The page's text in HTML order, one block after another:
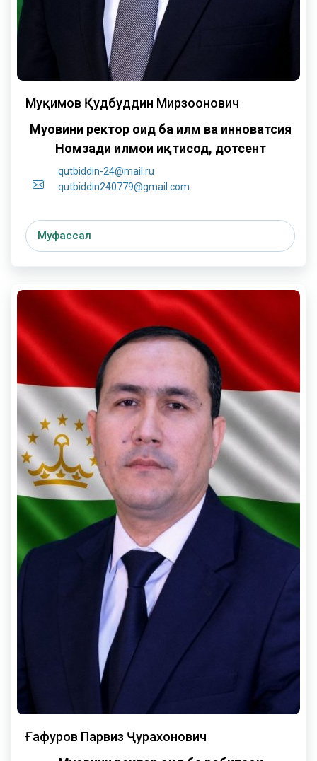
Муқимов Қудбуддин Мирзоҷонович
Муовини ректор оид ба илм ва инноватсия
Номзади илмҳои иқтисод, дотсент
qutbiddin-24@mail.ru
qutbiddin240779@gmail.com
Муфассал
Ғафуров Парвиз Ҷурахонович